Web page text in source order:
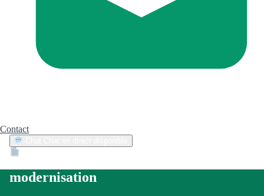
Contact
modernisation